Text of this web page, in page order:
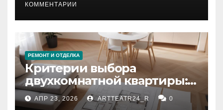
КОММЕНТАРИИ
РЕМОНТ И ОТДЕЛКА
Критерии выбора
двухкомнатной квартиры:
планировка, площадь,
состояние и документация
АПР 23, 2026 ARTTEATR24_R 0